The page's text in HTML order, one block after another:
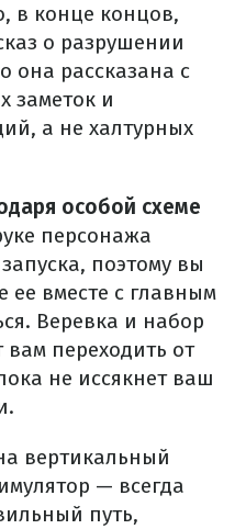
в конце концов,
о разрушении
она рассказана с
заметок и
а не халтурных
особой схеме
персонажа
поэтому вы
ее вместе с главным
Веревка и набор
вам переходить от
не иссякнет ваш
вертикальный
— всегда
путь,